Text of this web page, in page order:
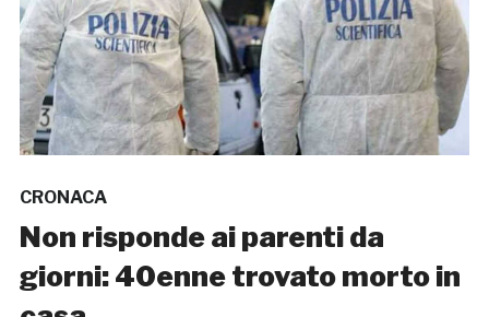
CRONACA
Non risponde ai parenti da
giorni: 40enne trovato morto in